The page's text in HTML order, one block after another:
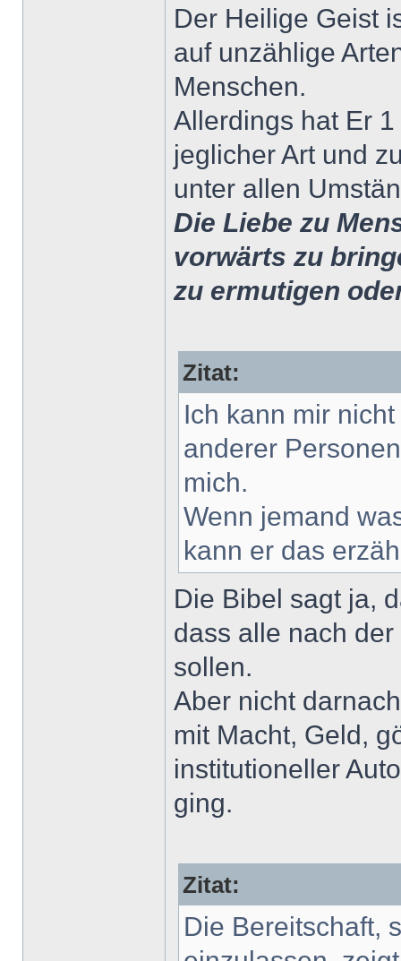
Der Heilige Geist
auf unzählige
Menschen.
Allerdings hat Er
jeglicher Art und
unter allen
Die Liebe zu
vorwärts zu
zu ermutigen
Zitat:
Ich kann mir
anderer
mich.
Wenn jemand
kann er das
Die Bibel sagt ja,
dass alle nach
sollen.
Aber nicht
mit Macht, Geld,
institutioneller
ging.
Zitat:
Die Bereitschaft,